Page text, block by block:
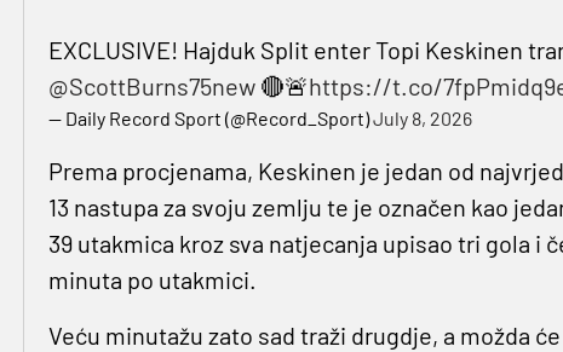
EXCLUSIVE! Hajduk Split enter Topi Keskinen
@ScottBurns75new🔴🚨https://t.co/
— Daily Record Sport (@Record_Sport)July 8, 2026
Prema procjenama, Keskinen je jedan od
13 nastupa za svoju zemlju te je označen kao
39 utakmica kroz sva natjecanja upisao tri gola i
minuta po utakmici.
Veću minutažu zato sad traži drugdje, a možda